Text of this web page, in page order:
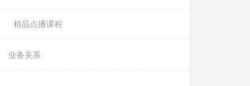
精品点播课程
业务关系